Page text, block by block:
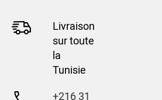
Livraison
sur toute
la
Tunisie
+216 31